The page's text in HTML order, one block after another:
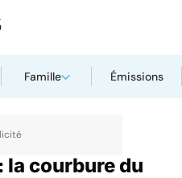
Famille Émissions
la courbure du